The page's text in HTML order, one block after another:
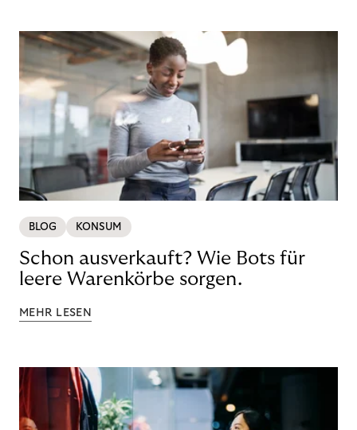
BLOG KONSUM
Schon ausverkauft? Wie Bots für
leere Warenkörbe sorgen.
MEHR LESEN